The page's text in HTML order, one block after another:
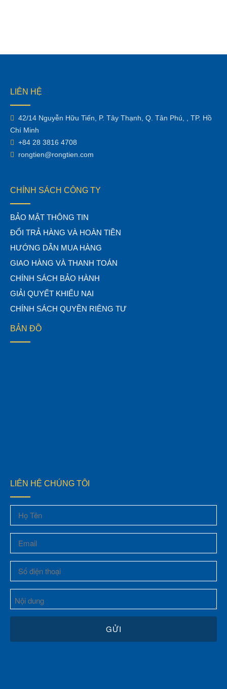
LIÊN HỆ
42/14 Nguyễn Hữu Tiến, P. Tây Thạnh, Q. Tân Phú, , TP. Hồ
Chí Minh
+84 28 3816 4708
rongtien@rongtien.com
CHÍNH SÁCH CÔNG TY
BẢO MẬT THÔNG TIN
ĐỔI TRẢ HÀNG VÀ HOÀN TIỀN
HƯỚNG DẪN MUA HÀNG
GIAO HÀNG VÀ THANH TOÁN
CHÍNH SÁCH BẢO HÀNH
GIẢI QUYẾT KHIẾU NẠI
CHÍNH SÁCH QUYỀN RIÊNG TƯ
BẢN ĐỒ
LIÊN HỆ CHÚNG TÔI